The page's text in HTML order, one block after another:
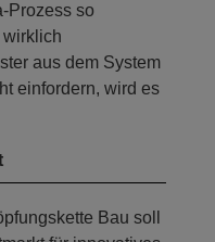
Prozess so
wirklich
aus dem System
einfordern, wird es
Bau soll